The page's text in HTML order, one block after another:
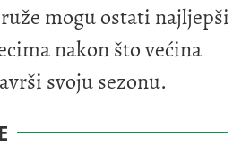
mogu ostati najljepši
nakon što većina
svoju sezonu.